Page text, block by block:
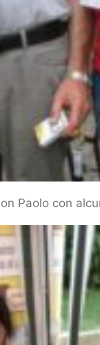
Paolo con